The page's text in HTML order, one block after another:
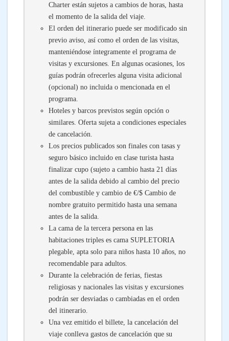
Charter están sujetos a cambios de horas, hasta
el momento de la salida del viaje.
El orden del itinerario puede ser modificado sin
previo aviso, así como el orden de las visitas,
manteniéndose íntegramente el programa de
visitas y excursiones. En algunas ocasiones, los
guías podrán ofrecerles alguna visita adicional
(opcional) no incluida o mencionada en el
programa.
Hoteles y barcos previstos según opción o
similares. Oferta sujeta a condiciones especiales
de cancelación.
Los precios publicados son finales con tasas y
seguro básico incluido en clase turista hasta
finalizar cupo (sujeto a cambio hasta 21 días
antes de la salida debido al cambio del precio
del combustible y cambio de €/$ Cambio de
nombre gratuito permitido hasta una semana
antes de la salida.
La cama de la tercera persona en las
habitaciones triples es cama SUPLETORIA
plegable, apta solo para niños hasta 10 años, no
recomendable para adultos.
Durante la celebración de ferias, fiestas
religiosas y nacionales las visitas y excursiones
podrán ser desviadas o cambiadas en el orden
del itinerario.
Una vez emitido el billete, la cancelación del
viaje conlleva gastos de cancelación que su